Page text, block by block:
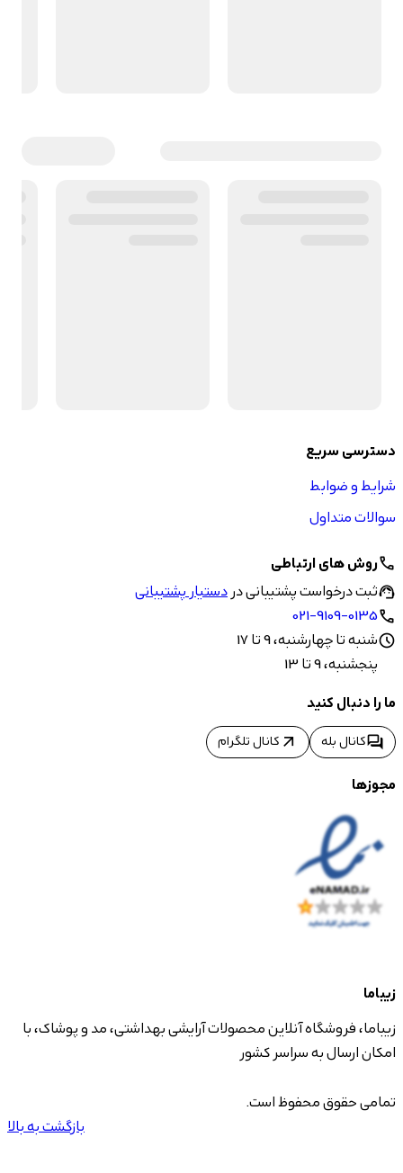
دسترسی سریع
شرایط و ضوابط
سوالات متداول
callروش های ارتباطی
support_agentثبت درخواست پشتیبانی دردستیار پشتیبانی
call
021-9109-0135
scheduleشنبه تا چهارشنبه، 9 تا 17
پنجشنبه، 9 تا 13
ما را دنبال کنید
forumکانال بله arrow_outward کانال تلگرام
مجوزها
زیباما
زیباما، فروشگاه آنلاین محصولات آرایشی بهداشتی، مد و پوشاک، با
امکان ارسال به سراسر کشور
تمامی حقوق محفوظ است.
بازگشت به بالا